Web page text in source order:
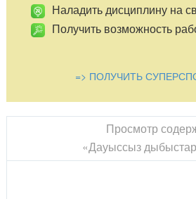
Наладить дисциплину на
Получить возможность
=> ПОЛУЧИТЬ
Просмотр
«Дауыссыз